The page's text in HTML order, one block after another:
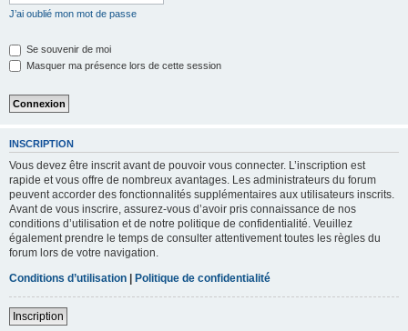
J’ai oublié mon mot de passe
Se souvenir de moi
Masquer ma présence lors de cette session
INSCRIPTION
Vous devez être inscrit avant de pouvoir vous connecter. L’inscription est
rapide et vous offre de nombreux avantages. Les administrateurs du forum
peuvent accorder des fonctionnalités supplémentaires aux utilisateurs inscrits.
Avant de vous inscrire, assurez-vous d’avoir pris connaissance de nos
conditions d’utilisation et de notre politique de confidentialité. Veuillez
également prendre le temps de consulter attentivement toutes les règles du
forum lors de votre navigation.
Conditions d’utilisation | Politique de confidentialité
Inscription